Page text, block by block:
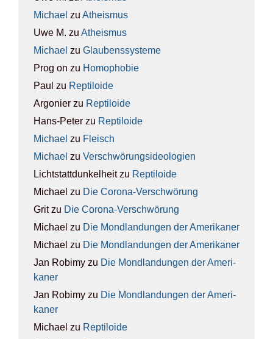
Michael zu Athe­is­mus
Uwe M. zu Athe­is­mus
Michael zu Glau­bens­sys­te­me
Prog on zu Homo­pho­bie
Paul zu Rep­ti­lo­ide
Argonier zu Rep­ti­lo­ide
Hans-Peter zu Rep­ti­lo­ide
Michael zu Fleisch
Michael zu Ver­schwö­rungs­ideo­lo­gien
Lichtstattdunkelheitzu Rep­ti­lo­ide
Michael zu Die Coro­na-Ver­schwö­rung
Gritzu Die Coro­na-Ver­schwö­rung
Michael zu Die Mond­lan­dun­gen der Ame­ri­ka­ner
Michael zu Die Mond­lan­dun­gen der Ame­ri­ka­ner
Jan Robimy zu Die Mond­lan­dun­gen der Ame­ri­
ka­ner
Jan Robimy zu Die Mond­lan­dun­gen der Ame­ri­
ka­ner
Michael zu Rep­ti­lo­ide